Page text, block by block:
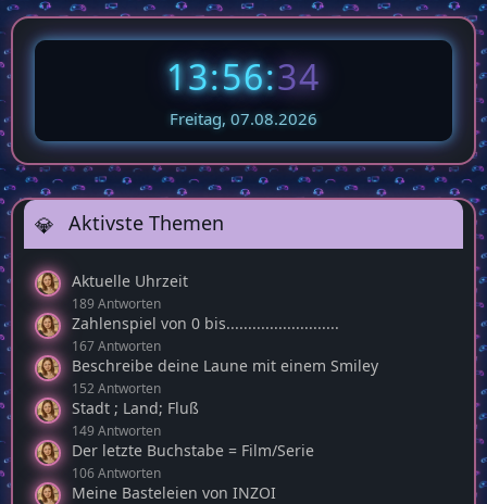
13:56:36
Freitag, 07.08.2026
Aktivste Themen
Aktuelle Uhrzeit
189 Antworten
Zahlenspiel von 0 bis..........................
167 Antworten
Beschreibe deine Laune mit einem Smiley
152 Antworten
Stadt ; Land; Fluß
149 Antworten
Der letzte Buchstabe = Film/Serie
106 Antworten
Meine Basteleien von INZOI